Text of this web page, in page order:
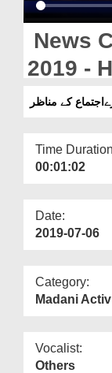
Magazine
Departments
Our Websites
More
News
2019 -
Bharay
کے مناظر
Time
00:01:02
Date:
2019-07-06
Category:
Madani
Vocalist:
Others